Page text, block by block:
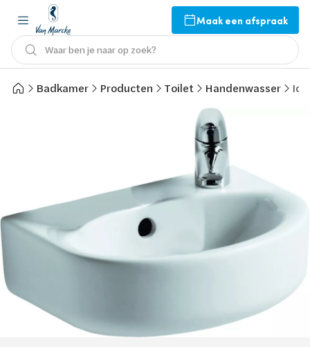
Maak een afspraak
Waar ben je naar op zoek?
Badkamer Producten Toilet Handenwasser